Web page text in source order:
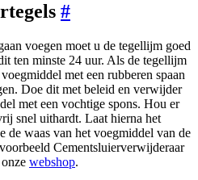
#
voegen moet u de tegellijm goed
ten minste 24 uur. Als de tegellijm
met een rubberen spaan
Doe dit met beleid en verwijder
met een vochtige spons. Hou er
snel uithardt. Laat hierna het
de waas van het voegmiddel van de
Cementsluierverwijderaar
webshop.